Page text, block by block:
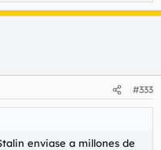
#333
enviase a millones de